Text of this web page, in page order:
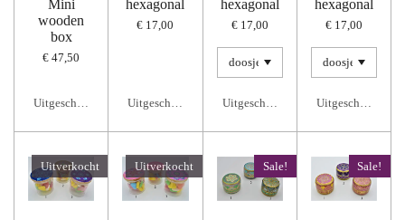
Mini
wooden
box
€ 47,50
Uitgeschakeld
hexagonal
€ 17,00
Uitgeschakeld
hexagonal
€ 17,00
Uitgeschakeld
hexagonal
€ 17,00
Uitgeschakeld
Uitverkocht Uitverkocht Sale! Sale!